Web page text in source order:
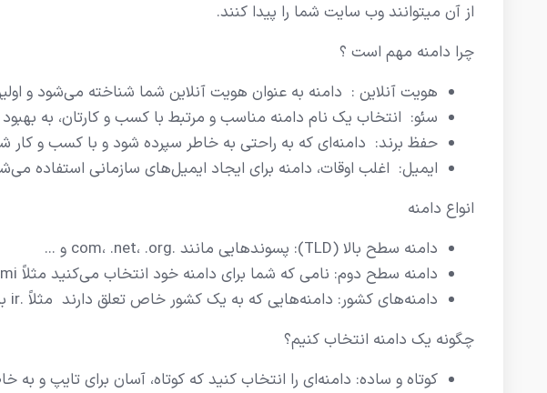
از آن میتوانند وب سایت شما را پیدا کنند.
چرا دامنه مهم است ؟
هویت آنلاین : دامنه به عنوان هویت آنلاین شما شناخته می‌شود و
سئو: انتخاب یک نام دامنه مناسب و مرتبط با کسب و کارتان، به
حفظ برند: دامنه‌ای که به راحتی به خاطر سپرده شود و با کسب و
ایمیل: اغلب اوقات، دامنه برای ایجاد ایمیل‌های سازمانی استفاده
انواع دامنه
دامنه سطح بالا (TLD): پسوندهایی مانند .com، .net، .org و ...
دامنه سطح دوم: نامی که شما برای دامنه خود انتخاب می‌کنید مثلاً Hami
دامنه‌های کشور: دامنه‌هایی که به یک کشور خاص تعلق دارند مثلاً .ir برای ایران
چگونه یک دامنه انتخاب کنیم؟
کوتاه و ساده: دامنه‌ای را انتخاب کنید که کوتاه، آسان برای تایپ و به